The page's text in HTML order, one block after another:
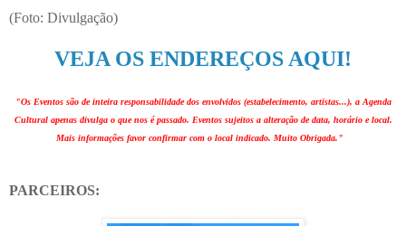
(Foto: Divulgação)
VEJA OS ENDEREÇOS AQUI!
"Os Eventos são de inteira responsabilidade dos envolvidos (estabelecimento, artistas...), a Agenda
Cultural apenas divulga o que nos é passado. Eventos sujeitos a alteração de data, horário e local.
Mais informações favor confirmar com o local indicado. Muito Obrigada."
PARCEIROS: